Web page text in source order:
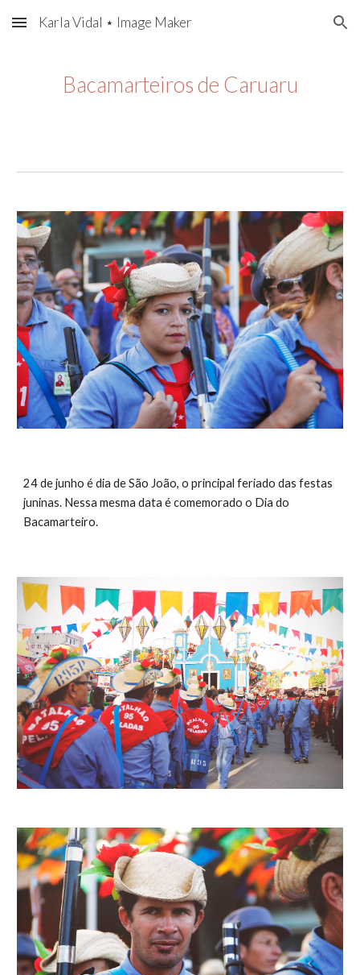
Skip to main content Skip to navigation
Karla Vidal ⋆ Image Maker
Bacamarteiros de Caruaru
24 de junho é dia de São João, o principal feriado das festas
juninas. Nessa mesma data é comemorado o Dia do
Bacamarteiro.